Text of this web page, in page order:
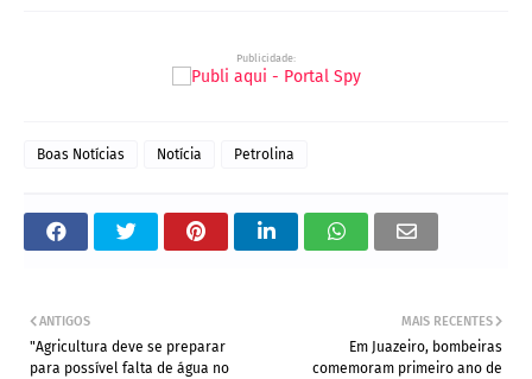
Publicidade:
Boas Notícias Notícia Petrolina
MAIS RECENTES
Em Juazeiro, bombeiras
comemoram primeiro ano de
ANTIGOS
"Agricultura deve se preparar
para possível falta de água no